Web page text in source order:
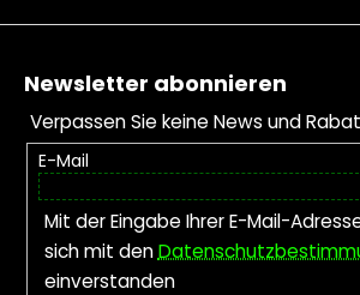
Fußzeile
Newsletter abonnieren
Verpassen Sie keine News und
E-Mail
Mit der Eingabe Ihrer E-Mail-
sich mit den
einverstanden